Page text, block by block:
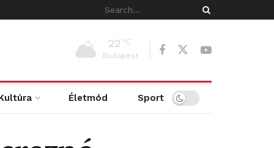
22 °C
Budapest
Életmód Sport